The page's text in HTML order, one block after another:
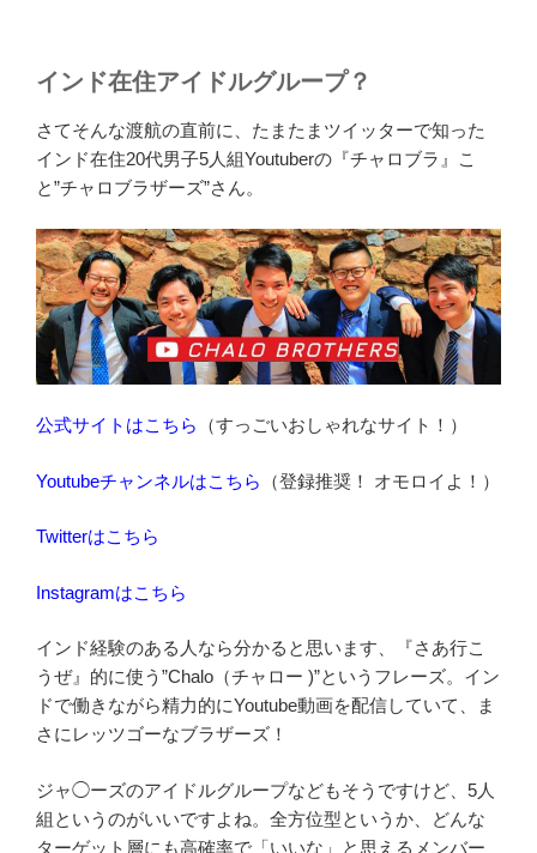
インド在住アイドルグループ？
さてそんな渡航の直前に、たまたまツイッターで知った
インド在住20代男子5人組Youtuberの『チャロブラ』こ
と”チャロブラザーズ”さん。
公式サイトはこちら （すっごいおしゃれなサイト！）
Youtubeチャンネルはこちら （登録推奨！ オモロイよ！）
Twitterはこちら
Instagramはこちら
インド経験のある人なら分かると思います、『さあ行こ
うぜ』的に使う”Chalo（チャロー )”というフレーズ。イン
ドで働きながら精力的にYoutube動画を配信していて、ま
さにレッツゴーなブラザーズ！
ジャ◯ーズのアイドルグループなどもそうですけど、5人
組というのがいいですよね。全方位型というか、どんな
ターゲット層にも高確率で「いいな」と思えるメンバー